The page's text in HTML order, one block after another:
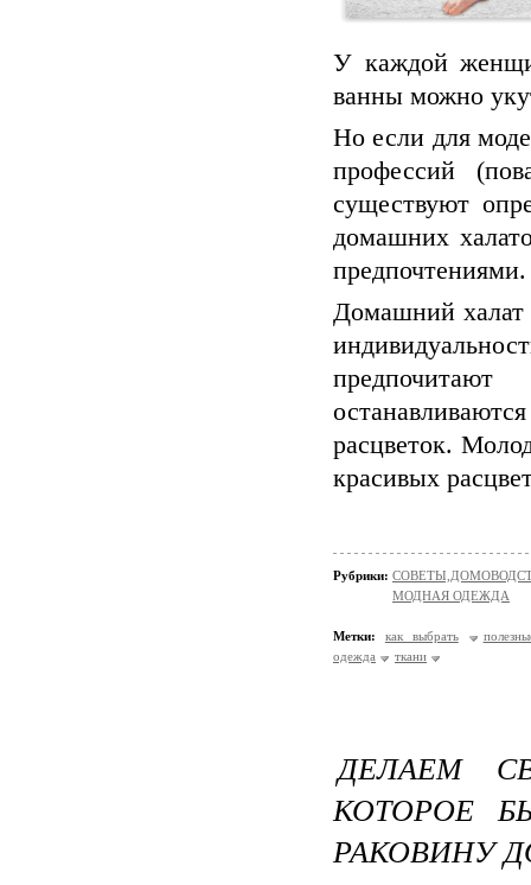
У каждой
ванны можно
Но если для
профессий
существуют
домашних
предпочтениями.
Домашний халат
расцветок.
красивых
Рубрики:
МОДНАЯ ОДЕЖДА
Метки: как выбрать
одежда
ткани
ДЕЛАЕМ
КОТОРОЕ
РАКОВИНУ